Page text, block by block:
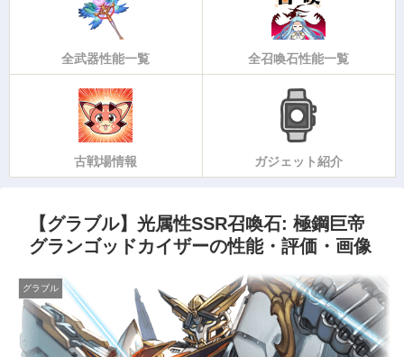
全武器性能一覧 全召喚石性能一覧
古戦場情報 ガジェット紹介
【グラブル】光属性SSR召喚石: 極鋼巨帝
グランゴッドカイザーの性能・評価・画像
グラブル